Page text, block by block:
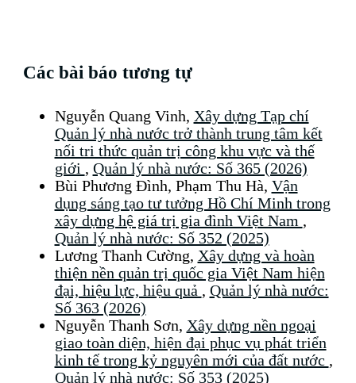
Các bài báo tương tự
Nguyễn Quang Vinh, Xây dựng Tạp chí
Quản lý nhà nước trở thành trung tâm kết
nối tri thức quản trị công khu vực và thế
giới , Quản lý nhà nước: Số 365 (2026)
Bùi Phương Đình, Phạm Thu Hà, Vận
dụng sáng tạo tư tưởng Hồ Chí Minh trong
xây dựng hệ giá trị gia đình Việt Nam ,
Quản lý nhà nước: Số 352 (2025)
Lương Thanh Cường, Xây dựng và hoàn
thiện nền quản trị quốc gia Việt Nam hiện
đại, hiệu lực, hiệu quả , Quản lý nhà nước:
Số 363 (2026)
Nguyễn Thanh Sơn, Xây dựng nền ngoại
giao toàn diện, hiện đại phục vụ phát triển
kinh tế trong kỷ nguyên mới của đất nước ,
Quản lý nhà nước: Số 353 (2025)